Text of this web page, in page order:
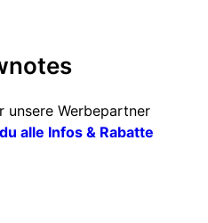
unsere Werbepartner
alle Infos & Rabatte